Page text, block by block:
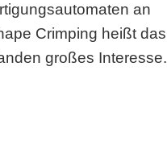
an
Crimping heißt das
großes Interesse.